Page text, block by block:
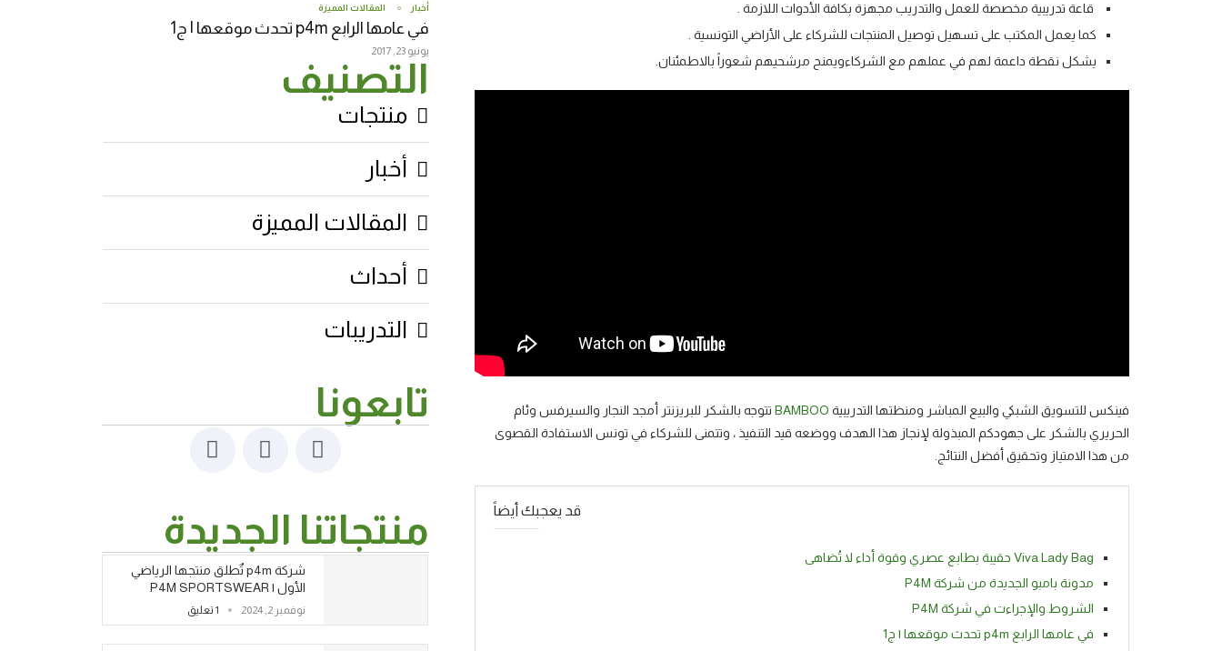
أخبار المقالات المميزة
في عامها الرابع p4m تحدث موقعها | ج1
يونيو 23, 2017
التصنيف
منتجات
أخبار
المقالات المميزة
أحداث
التدريبات
تابعونا
منتجاتنا الجديدة
شركة p4m تٌطلق منتجها الرياضي
الأول | P4M SPORTSWEAR
نوفمبر 2, 2024 1 تعليق
قاعة تدريبية مخصصة للعمل والتدريب مجهزة بكافة الأدوات اللازمة .
كما يعمل المكتب على تسهيل توصيل المنتجات للشركاء على الأراضي التونسية .
يشكل نقطة داعمة لهم في عملهم مع الشركاءويمنح مرشحيهم شعوراً بالاطمئنان.
فينكس للتسويق الشبكي والبيع المباشر ومنظتها التدريبية BAMBOO تتوجه بالشكر للبريزنتر أمجد النجار والسيرفس وئام
الحريري بالشكر على جهودكم المبذولة لإنجاز هذا الهدف ووضعه قيد التنفيذ ، وتتمنى للشركاء في تونس الاستفادة القصوى
من هذا الامتياز وتحقيق أفضل النتائج.
قد يعجبك أيضاً
Viva Lady Bag حقيبة بطابع عصري وقوة أداء لا تُضاهى
مدونة بامبو الجديدة من شركة P4M
الشروط والإجراءت في شركة P4M
في عامها الرابع p4m تحدث موقعها | ج1